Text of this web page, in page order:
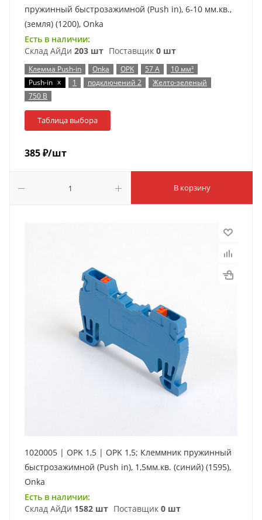
пружинный быстрозажимной (Push in), 6-10 мм.кв.,
(земля) (1200), Onka
Есть в наличии:
Склад АйДи 203 шт Поставщик 0 шт
Клемма Push-in Onka OPK 57 А
10 мм²
Push-in x 1 подключений 2
Желто-зеленый
750 В
Таблица выбора
385₽/шт
В корзину
1020005 | OPK 1,5 | OPK 1,5; Клеммник пружинный
быстрозажимной (Push in), 1,5мм.кв. (синий) (1595),
Onka
Есть в наличии:
Склад АйДи 1582 шт Поставщик 0 шт